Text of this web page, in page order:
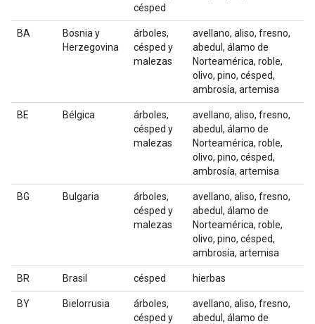
césped
BA
Bosnia y
Herzegovina
árboles,
césped y
malezas
avellano, aliso, fresno,
abedul, álamo de
Norteamérica, roble,
olivo, pino, césped,
ambrosía, artemisa
BE Bélgica
árboles,
césped y
malezas
avellano, aliso, fresno,
abedul, álamo de
Norteamérica, roble,
olivo, pino, césped,
ambrosía, artemisa
BG Bulgaria
árboles,
césped y
malezas
avellano, aliso, fresno,
abedul, álamo de
Norteamérica, roble,
olivo, pino, césped,
ambrosía, artemisa
BR Brasil césped hierbas
BY Bielorrusia
árboles,
césped y
avellano, aliso, fresno,
abedul, álamo de